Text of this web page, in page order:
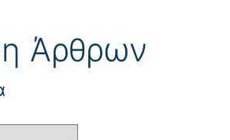
Άρθρων